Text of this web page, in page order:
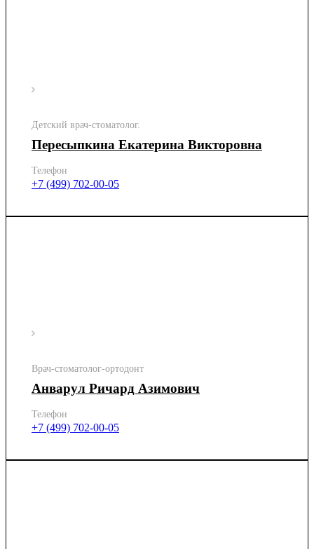
Детский врач-стоматолог.
Пересыпкина Екатерина Викторовна
Телефон
+7 (499) 702-00-05
Врач-стоматолог-ортодонт
Анварул Ричард Азимович
Телефон
+7 (499) 702-00-05